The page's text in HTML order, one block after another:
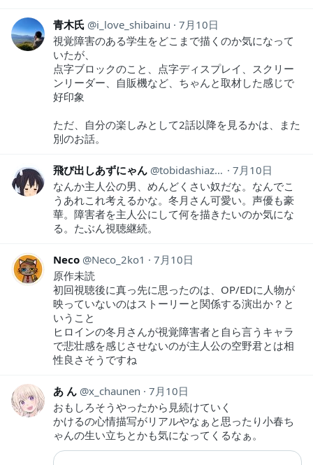
青木氏 i_love_shibainu
7月10日
視覚障害のある学生をどこまで描くのか気になって
いたが、
点字ブロックのこと、点字ディスプレイ、スクリー
ンリーダー、自販機など、ちゃんと取材した感じで
好印象
ただ、自分の楽しみとして2話以降を見るかは、また
別のお話。
飛び出しあずにゃん tobidashiazunya
7月10日
なんか主人公の男、めんどくさい奴だな。なんでこ
うあれこれ考えるかな。冬月さん可愛い。声優も豪
華。障害者を主人公にして何を描きたいのか気にな
る。たぶん視聴継続。
Neco Neco_2ko1
7月10日
原作未読
初回視聴後に真っ先に思ったのは、OP/EDに人物が
映っていないのはストーリーと関係する演出か？と
いうこと
ヒロインの冬月さんが視覚障害者と自ら言うキャラ
で悲壮感を感じさせないのが主人公の空野君とは相
性良さそうですね
あ ん x_chaunen
7月10日
おもしろそうやったから見続けていく
かけるの心情描写がリアルやなぁと思ったり小春ち
ゃんの生い立ちとかも気になってくるなぁ。